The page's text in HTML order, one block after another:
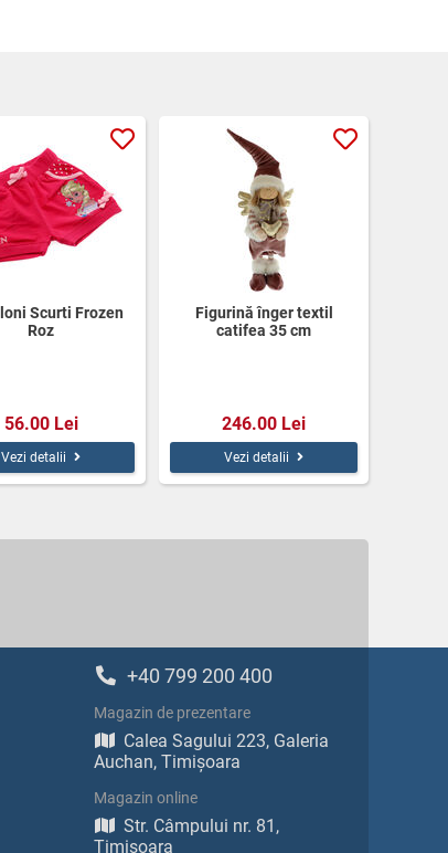
Scurti Frozen
Roz
56.00 Lei
Vezi detalii
Figurină înger textil
catifea 35 cm
246.00 Lei
Vezi detalii
+40 799 200 400
Magazin de prezentare
Calea Sagului 223, Galeria
Auchan, Timișoara
Magazin online
Str. Câmpului nr. 81,
Timișoara